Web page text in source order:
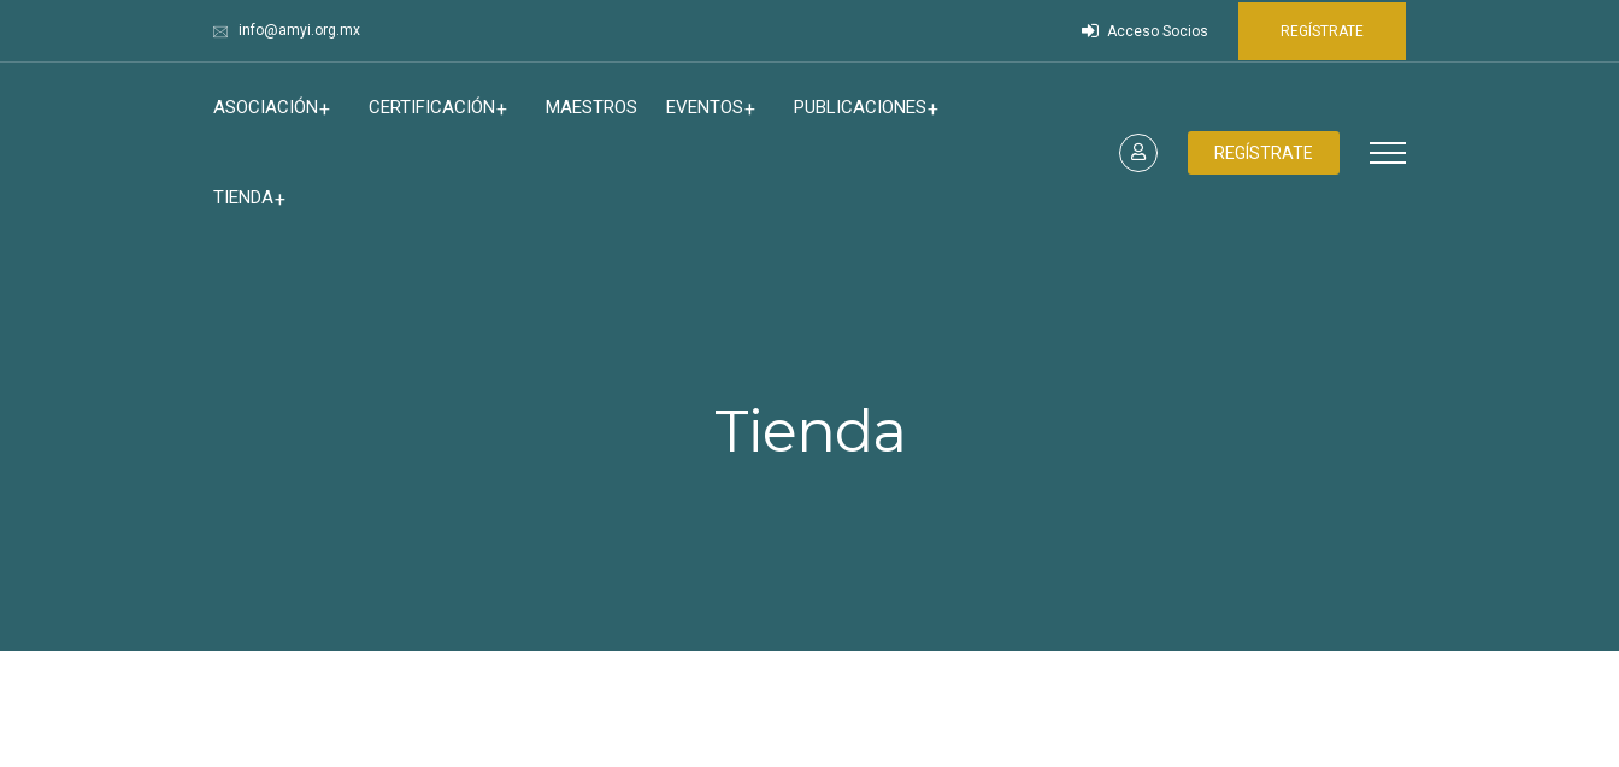
info@amyi.org.mx Acceso Socios REGÍSTRATE
ASOCIACIÓN CERTIFICACIÓN MAESTROS EVENTOS PUBLICACIONES
TIENDA
REGÍSTRATE
Tienda